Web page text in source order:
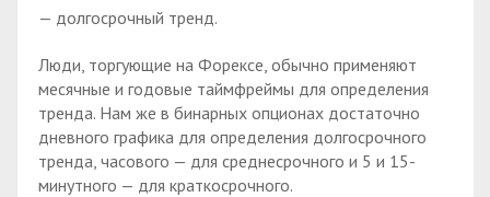
— долгосрочный тренд.
Люди, торгующие на Форексе, обычно применяют
месячные и годовые таймфреймы для определения
тренда. Нам же в бинарных опционах достаточно
дневного графика для определения долгосрочного
тренда, часового — для среднесрочного и 5 и 15-
минутного — для краткосрочного.